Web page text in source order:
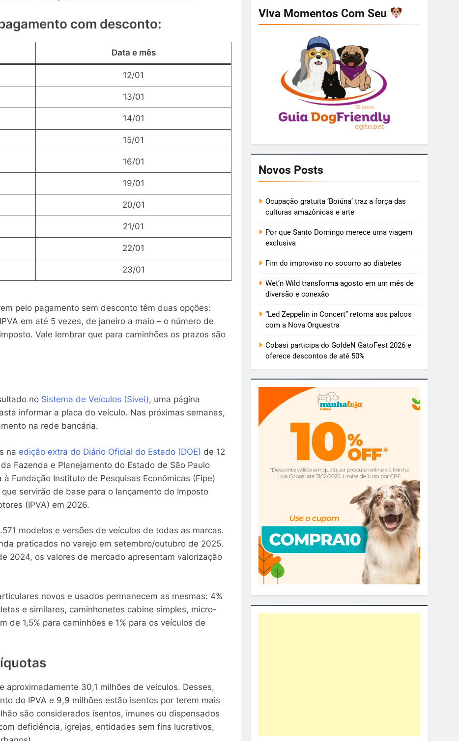
com desconto:
Data e mês
12/01
13/01
14/01
15/01
16/01
19/01
20/01
21/01
22/01
23/01
pelo pagamento sem desconto têm duas opções:
em até 5 vezes, de janeiro a maio – o número de
Vale lembrar que para caminhões os prazos são
no Sistema de Veículos (Sivei), uma página
informar a placa do veículo. Nas próximas semanas,
na rede bancária.
na edição extra do Diário Oficial do Estado (DOE) de 12
Fazenda e Planejamento do Estado de São Paulo
Fundação Instituto de Pesquisas Econômicas (Fipe)
servirão de base para o lançamento do Imposto
(IPVA) em 2026.
modelos e versões de veículos de todas as marcas.
praticados no varejo em setembro/outubro de 2025.
2024, os valores de mercado apresentam valorização
novos e usados permanecem as mesmas: 4%
e similares, caminhonetes cabine simples, micro-
de 1,5% para caminhões e 1% para os veículos de
30,1 milhões de veículos. Desses,
do IPVA e 9,9 milhões estão isentos por terem mais
são considerados isentos, imunes ou dispensados
deficiência, igrejas, entidades sem fins lucrativos,
Viva Momentos Com Seu
Novos Posts
Ocupação gratuita ‘Boiúna’ traz a força das
culturas amazônicas e arte
Por que Santo Domingo merece uma viagem
exclusiva
Fim do improviso no socorro ao diabetes
Wet’n Wild transforma agosto em um mês de
diversão e conexão
“Led Zeppelin in Concert” retorna aos palcos
com a Nova Orquestra
Cobasi participa do GoldeN GatoFest 2026 e
oferece descontos de até 50%